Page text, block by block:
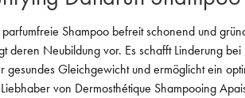
parfumfreie Shampoo befreit schonend und
deren Neubildung vor. Es schafft Linderung
gesundes Gleichgewicht und ermöglicht ein
von Dermosthétique Shampooing